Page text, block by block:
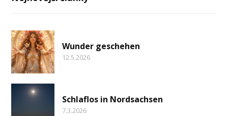
Wunder geschehen
12.5.2026
Schlaflos in Nordsachsen
7.3.2026